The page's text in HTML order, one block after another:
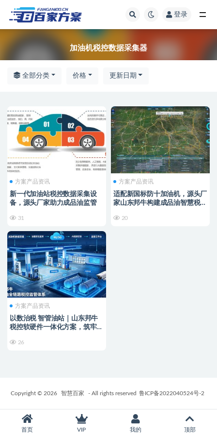
登录
加油机税控数据采集器
全部分类 价格 更新日期
方案产品资讯
新一代加油站税控数据采集设
备，源头厂家助力成品油监管
31
方案产品资讯
适配新国标防十加油机，源头厂
家山东邦牛构建成品油智慧税控
20
方案产品资讯
以数治税 智管油站｜山东邦牛
税控软硬件一体化方案，筑牢成
26
Copyright © 2026 智慧百家 - All rights reserved 鲁ICP备2022040524号-2
首页 VIP 我的 顶部